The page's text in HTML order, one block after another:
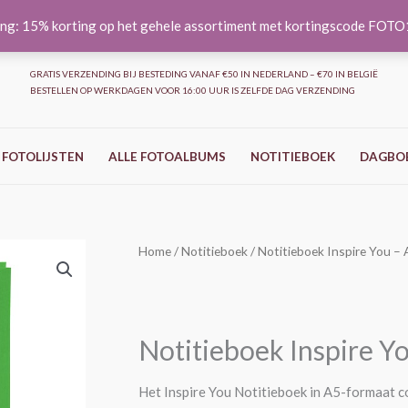
15% korting op het gehele assortiment met kortingscode
GRATIS VERZENDING BIJ BESTEDING VANAF €50 IN NEDERLAND – €70 IN BELGIË
BESTELLEN OP WERKDAGEN VOOR 16:00 UUR IS ZELFDE DAG VERZENDING
ALLE FOTOALBUMS NOTITIEBOEK
Home/Notitieboek/ Notitieboek Inspire You –
Notitieboek Inspire
Het Inspire You Notitieboek in A5-formaat
Notitieboek
A5
Evergreen